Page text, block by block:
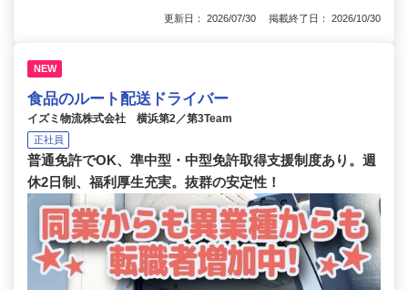
更新日： 2026/07/30 掲載終了日： 2026/10/30
NEW
食品のルート配送ドライバー
イズミ物流株式会社 横浜第2／第3Team
正社員
普通免許でOK、準中型・中型免許取得支援制度あり。週
休2日制、福利厚生充実。抜群の安定性！